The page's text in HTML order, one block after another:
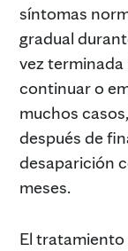
síntomas
gradual
vez
continuar o
muchos
después de
desaparición
meses.
El tratamiento